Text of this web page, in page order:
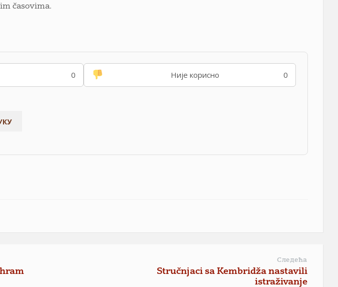
časovima.
0 Није корисно 0
Следећа
Stručnjaci sa Kembridža nastavili
istraživanje